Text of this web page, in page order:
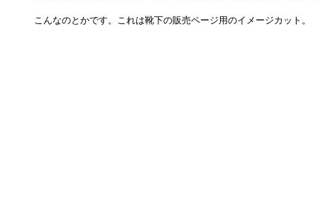
こんなのとかです。これは靴下の販売ページ用のイメージカット。